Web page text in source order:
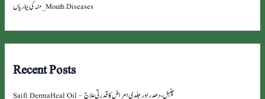
منہ کی بیماریاں _ Mouth Diseases
Recent Posts
Saifi DermaHeal Oil – چنبل، دھدر اور جلدی امراض کا قدرتی علاج